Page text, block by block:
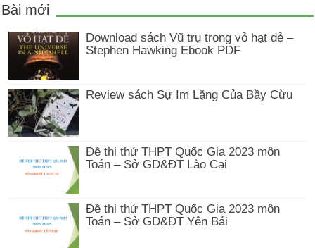
Bài mới
Download sách Vũ trụ trong vỏ hạt dẻ –
Stephen Hawking Ebook PDF
Review sách Sự Im Lặng Của Bầy Cừu
Đề thi thử THPT Quốc Gia 2023 môn
Toán – Sở GD&ĐT Lào Cai
Đề thi thử THPT Quốc Gia 2023 môn
Toán – Sở GD&ĐT Yên Bái